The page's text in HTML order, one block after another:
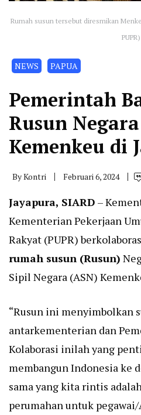
Rumah susun tersebut diresmikan
PUPR)
NEWS PAPUA
Pemerintah
Rusun
Kemenkeu di
ByKontri Februari 6, 2024
Jayapura, SIARD –
Kementerian Pekerjaan
Rakyat (PUPR)
rumah susun (Rusun)
Sipil Negara (ASN)
“Rusun ini menyimbolkan
antarkementerian dan
Kolaborasi inilah yang
membangun Indonesia ke
sama yang kita rintis
perumahan untuk